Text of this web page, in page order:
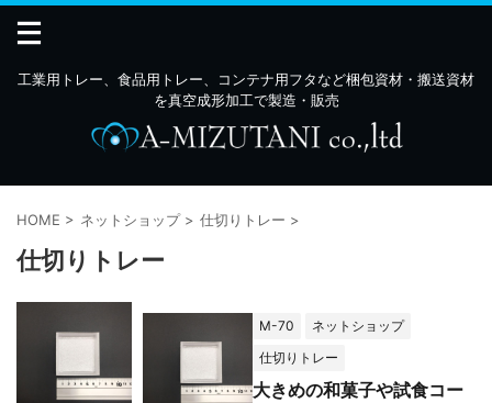
工業用トレー、食品用トレー、コンテナ用フタなど梱包資材・搬送資材
を真空成形加工で製造・販売
HOME > ネットショップ > 仕切りトレー >
仕切りトレー
M-70
ネットショップ
仕切りトレー
大きめの和菓子や試食コー